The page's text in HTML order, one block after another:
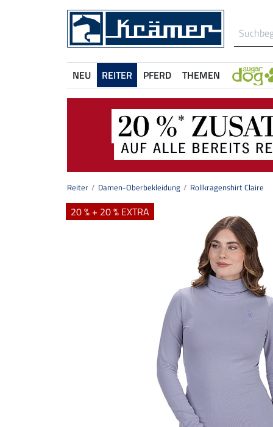
NEU REITER PFERD THEMEN
Reiter Damen-Oberbekleidung Rollkragenshirt Claire
20 % + 20 % EXTRA